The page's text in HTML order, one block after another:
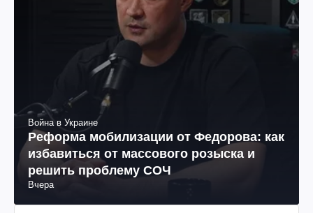
Война в Украине
Реформа мобилизации от Федорова: как
избавиться от массового розыска и
решить проблему СОЧ
Вчера